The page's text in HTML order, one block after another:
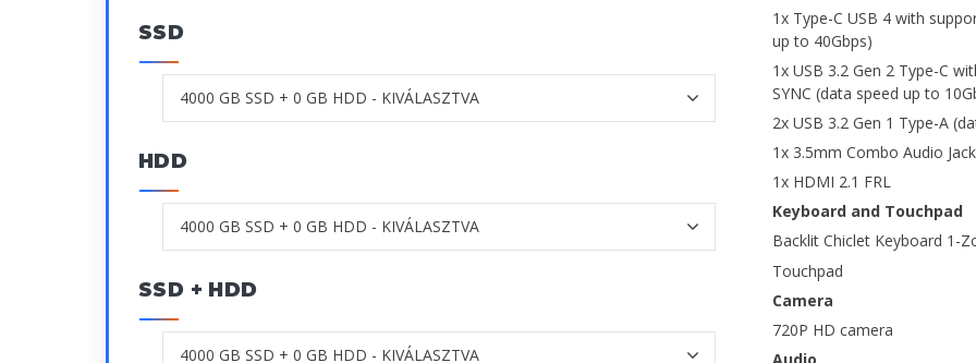
SSD
HDD
SSD + HDD
1x Type-C USB 4 with
up to 40Gbps)
1x USB 3.2 Gen 2 Type-C
SYNC (data speed up to
2x USB 3.2 Gen 1 Type-A
1x 3.5mm Combo Audio Jack
1x HDMI 2.1 FRL
Keyboard and Touchpad
Backlit Chiclet Keyboard 1-
Touchpad
Camera
720P HD camera